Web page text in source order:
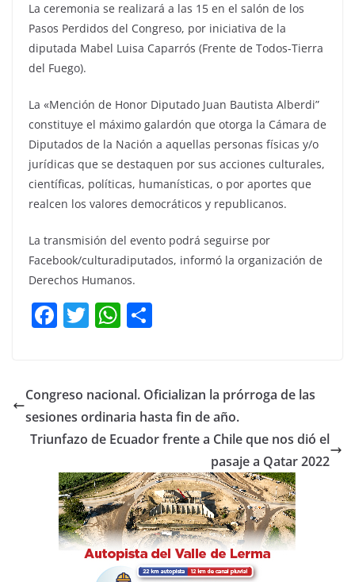
La ceremonia se realizará a las 15 en el salón de los
Pasos Perdidos del Congreso, por iniciativa de la
diputada Mabel Luisa Caparrós (Frente de Todos-Tierra
del Fuego).
La «Mención de Honor Diputado Juan Bautista Alberdi”
constituye el máximo galardón que otorga la Cámara de
Diputados de la Nación a aquellas personas físicas y/o
jurídicas que se destaquen por sus acciones culturales,
científicas, políticas, humanísticas, o por aportes que
realcen los valores democráticos y republicanos.
La transmisión del evento podrá seguirse por
Facebook/culturadiputados, informó la organización de
Derechos Humanos.
F
e
b
o
o
k
T
er
W
s
A
p
p
p
ar
tir
Congreso nacional. Oficializan la prórroga de las
sesiones ordinaria hasta fin de año.
Triunfazo de Ecuador frente a Chile que nos dió el
pasaje a Qatar 2022